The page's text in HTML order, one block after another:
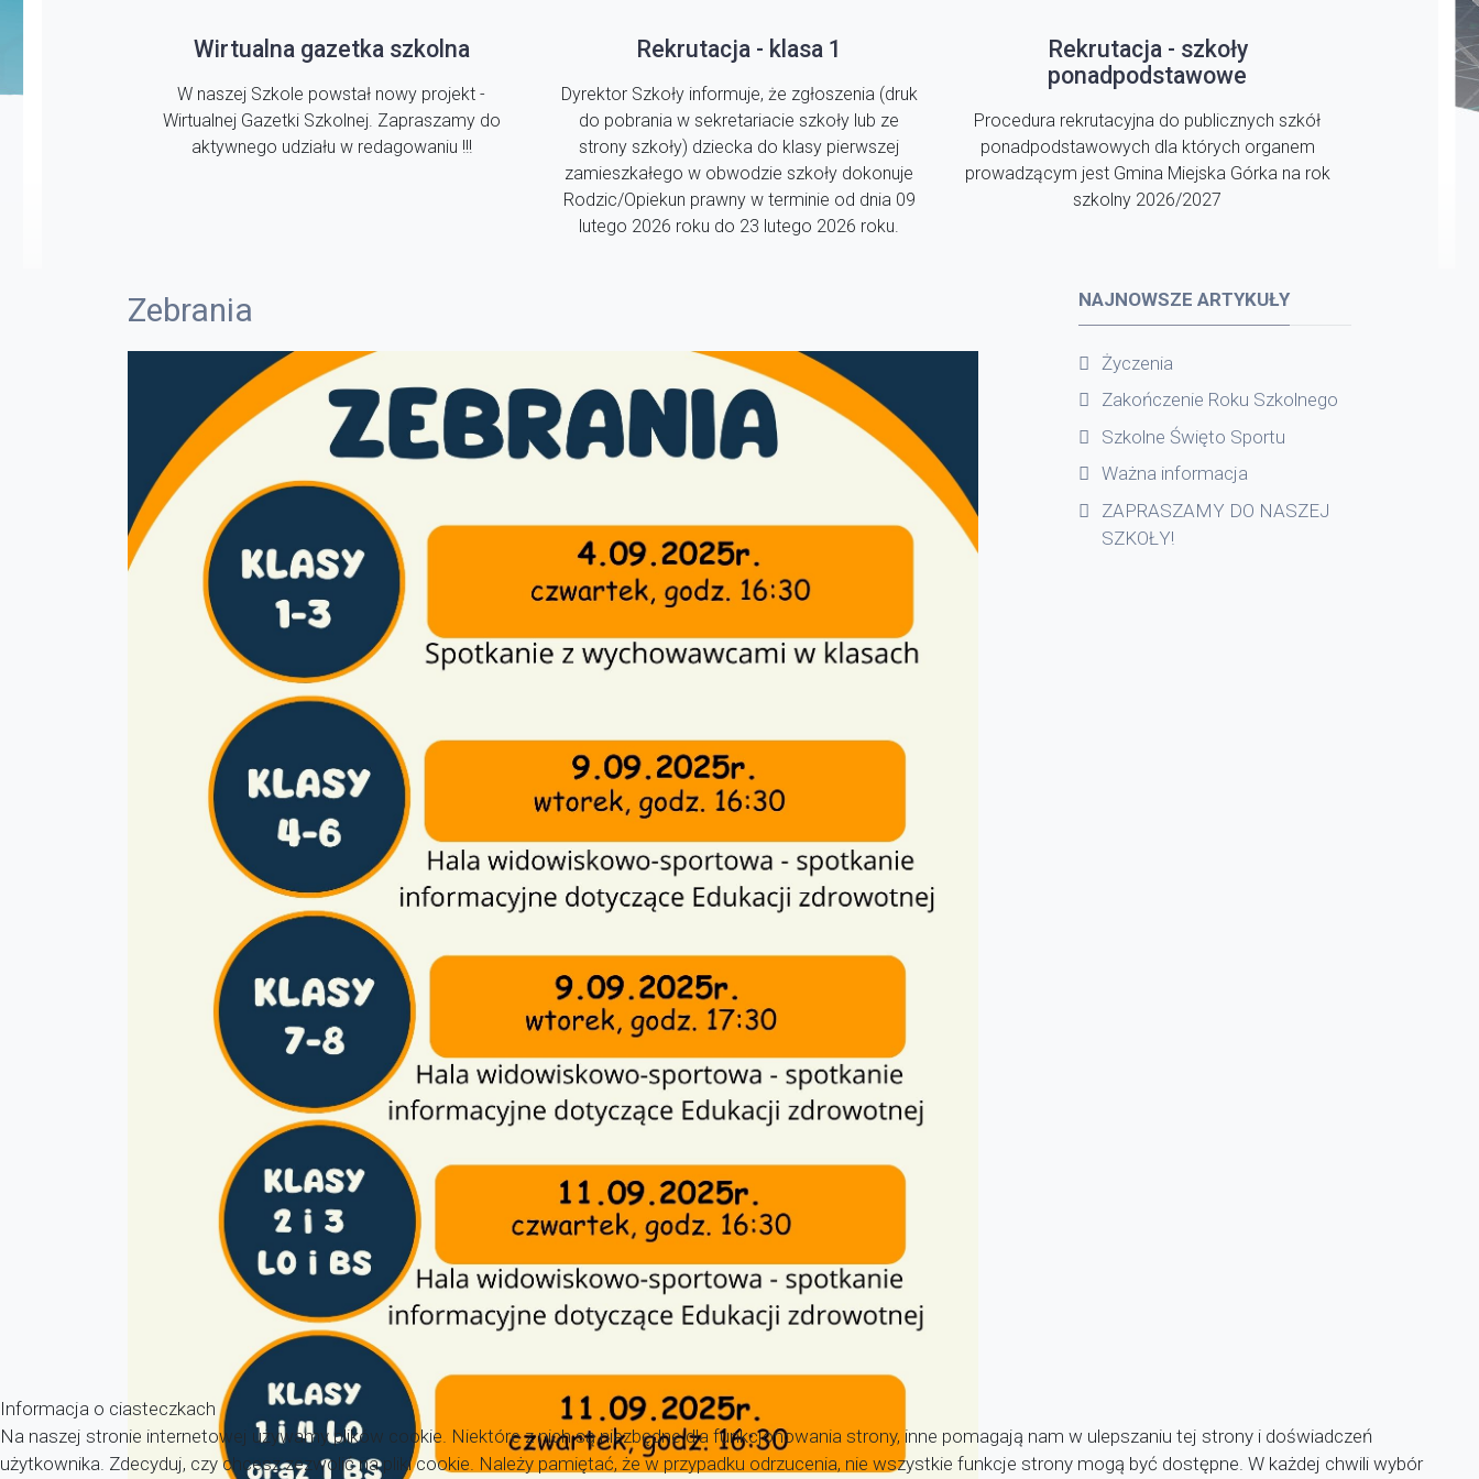
Wirtualna gazetka szkolna
W naszej Szkole powstał nowy projekt -
Wirtualnej Gazetki Szkolnej. Zapraszamy do
aktywnego udziału w redagowaniu !!!
Rekrutacja - klasa 1
Dyrektor Szkoły informuje, że zgłoszenia (druk
do pobrania w sekretariacie szkoły lub ze
strony szkoły) dziecka do klasy pierwszej
zamieszkałego w obwodzie szkoły dokonuje
Rodzic/Opiekun prawny w terminie od dnia 09
lutego 2026 roku do 23 lutego 2026 roku.
Rekrutacja - szkoły
ponadpodstawowe
Procedura rekrutacyjna do publicznych szkół
ponadpodstawowych dla których organem
prowadzącym jest Gmina Miejska Górka na rok
szkolny 2026/2027
Zebrania NAJNOWSZE ARTYKUŁY
Życzenia
Zakończenie Roku Szkolnego
Szkolne Święto Sportu
Ważna informacja
ZAPRASZAMY DO NASZEJ
SZKOŁY!
Informacja o ciasteczkach
Na naszej stronie internetowej używamy plików cookie. Niektóre z nich są niezbędne dla funkcjonowania strony, inne pomagają nam w ulepszaniu tej strony i doświadczeń
użytkownika. Zdecyduj, czy chcesz zezwolić na pliki cookie. Należy pamiętać, że w przypadku odrzucenia, nie wszystkie funkcje strony mogą być dostępne. W każdej chwili wybór